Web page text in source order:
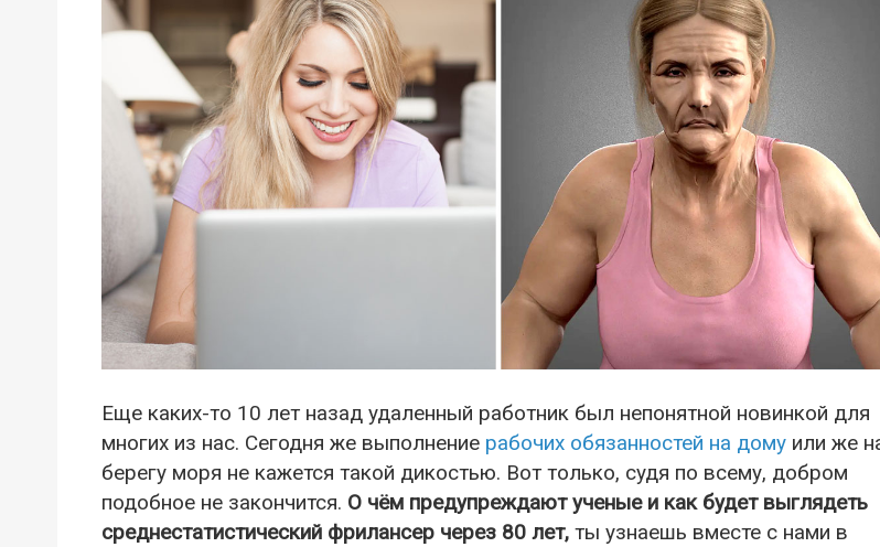
Еще каких-то 10 лет назад удаленный работник был непонятной новинкой для
многих из нас. Сегодня же выполнение рабочих обязанностей на дому или же
берегу моря не кажется такой дикостью. Вот только, судя по всему, добром
подобное не закончится. О чём предупреждают ученые и как будет выглядеть
среднестатистический фрилансер через 80 лет, ты узнаешь вместе с нами в